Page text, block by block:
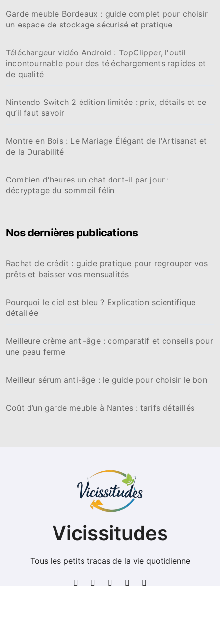
Garde meuble Bordeaux : guide complet pour choisir
un espace de stockage sécurisé et pratique
Téléchargeur vidéo Android : TopClipper, l'outil
incontournable pour des téléchargements rapides et
de qualité
Nintendo Switch 2 édition limitée : prix, détails et ce
qu’il faut savoir
Montre en Bois : Le Mariage Élégant de l'Artisanat et
de la Durabilité
Combien d'heures un chat dort-il par jour :
décryptage du sommeil félin
Nos dernières publications
Rachat de crédit : guide pratique pour regrouper vos
prêts et baisser vos mensualités
Pourquoi le ciel est bleu ? Explication scientifique
détaillée
Meilleure crème anti-âge : comparatif et conseils pour
une peau ferme
Meilleur sérum anti-âge : le guide pour choisir le bon
Coût d’un garde meuble à Nantes : tarifs détaillés
Vicissitudes
Tous les petits tracas de la vie quotidienne